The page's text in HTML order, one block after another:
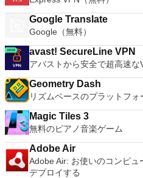
Google Translate
Google（無料）
avast! SecureLine VPN
アバストから安全で超高速な
Geometry Dash
リズムベースのプラットフ
Magic Tiles 3
無料のピアノ音楽ゲーム
Adobe Air
Adobe Air: お使いのコンピュ
デプロイする